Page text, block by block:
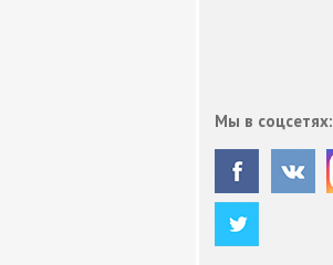
Мы в соцсетях: